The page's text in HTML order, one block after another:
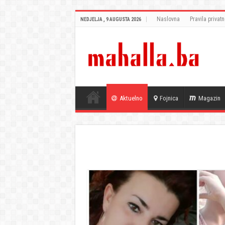
NEDJELJA , 9 AUGUSTA 2026 Naslovna Pravila
Aktuelno Fojnica Magazin